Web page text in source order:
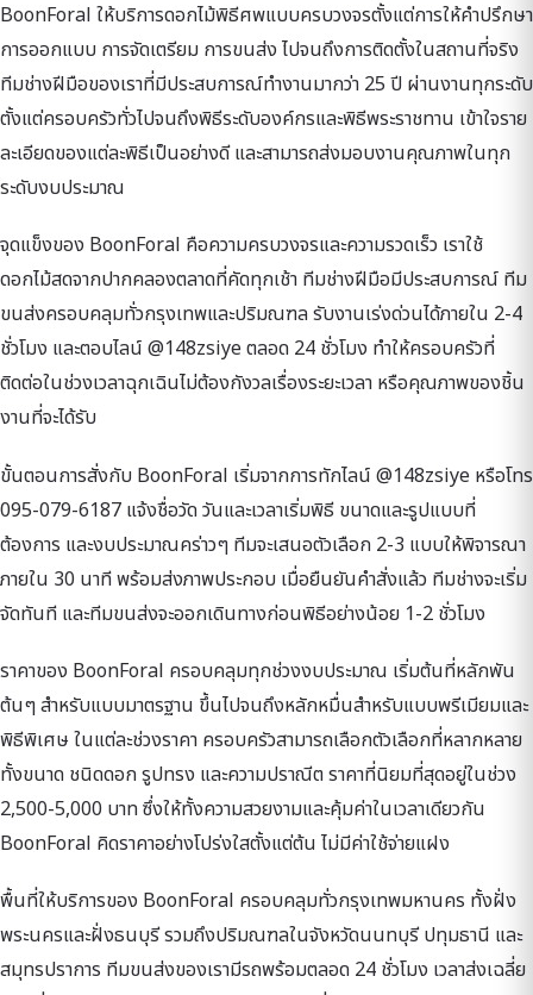
BoonForal ให้บริการดอกไม้พิธีศพแบบครบวงจรตั้งแต่การให้คำปรึกษา
การออกแบบ การจัดเตรียม การขนส่ง ไปจนถึงการติดตั้งในสถานที่จริง
ทีมช่างฝีมือของเราที่มีประสบการณ์ทำงานมากว่า 25 ปี ผ่านงานทุกระดับ
ตั้งแต่ครอบครัวทั่วไปจนถึงพิธีระดับองค์กรและพิธีพระราชทาน เข้าใจราย
ละเอียดของแต่ละพิธีเป็นอย่างดี และสามารถส่งมอบงานคุณภาพในทุก
ระดับงบประมาณ
จุดแข็งของ BoonForal คือความครบวงจรและความรวดเร็ว เราใช้
ดอกไม้สดจากปากคลองตลาดที่คัดทุกเช้า ทีมช่างฝีมือมีประสบการณ์ ทีม
ขนส่งครอบคลุมทั่วกรุงเทพและปริมณฑล รับงานเร่งด่วนได้ภายใน 2-4
ชั่วโมง และตอบไลน์ @148zsiye ตลอด 24 ชั่วโมง ทำให้ครอบครัวที่
ติดต่อในช่วงเวลาฉุกเฉินไม่ต้องกังวลเรื่องระยะเวลา หรือคุณภาพของชิ้น
งานที่จะได้รับ
ขั้นตอนการสั่งกับ BoonForal เริ่มจากการทักไลน์ @148zsiye หรือโทร
095-079-6187 แจ้งชื่อวัด วันและเวลาเริ่มพิธี ขนาดและรูปแบบที่
ต้องการ และงบประมาณคร่าวๆ ทีมจะเสนอตัวเลือก 2-3 แบบให้พิจารณา
ภายใน 30 นาที พร้อมส่งภาพประกอบ เมื่อยืนยันคำสั่งแล้ว ทีมช่างจะเริ่ม
จัดทันที และทีมขนส่งจะออกเดินทางก่อนพิธีอย่างน้อย 1-2 ชั่วโมง
ราคาของ BoonForal ครอบคลุมทุกช่วงงบประมาณ เริ่มต้นที่หลักพัน
ต้นๆ สำหรับแบบมาตรฐาน ขึ้นไปจนถึงหลักหมื่นสำหรับแบบพรีเมียมและ
พิธีพิเศษ ในแต่ละช่วงราคา ครอบครัวสามารถเลือกตัวเลือกที่หลากหลาย
ทั้งขนาด ชนิดดอก รูปทรง และความปราณีต ราคาที่นิยมที่สุดอยู่ในช่วง
2,500-5,000 บาท ซึ่งให้ทั้งความสวยงามและคุ้มค่าในเวลาเดียวกัน
BoonForal คิดราคาอย่างโปร่งใสตั้งแต่ต้น ไม่มีค่าใช้จ่ายแฝง
พื้นที่ให้บริการของ BoonForal ครอบคลุมทั่วกรุงเทพมหานคร ทั้งฝั่ง
พระนครและฝั่งธนบุรี รวมถึงปริมณฑลในจังหวัดนนทบุรี ปทุมธานี และ
สมุทรปราการ ทีมขนส่งของเรามีรถพร้อมตลอด 24 ชั่วโมง เวลาส่งเฉลี่ย